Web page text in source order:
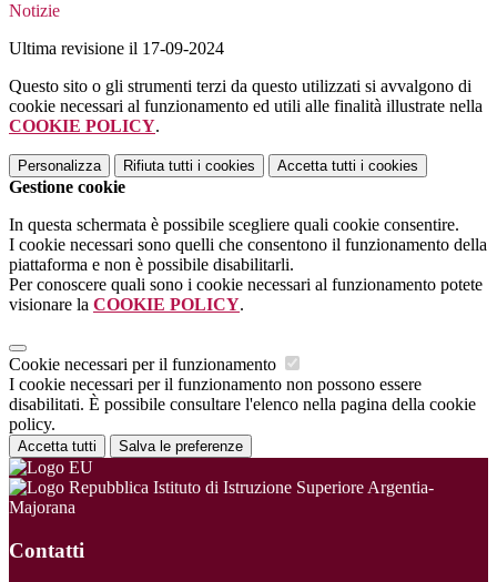
Notizie
Ultima revisione il 17-09-2024
Questo sito o gli strumenti terzi da questo utilizzati si avvalgono di
cookie necessari al funzionamento ed utili alle finalità illustrate nella
COOKIE POLICY.
Personalizza Rifiuta tutti i cookies Accetta tutti i cookies
Gestione cookie
In questa schermata è possibile scegliere quali cookie consentire.
I cookie necessari sono quelli che consentono il funzionamento della
piattaforma e non è possibile disabilitarli.
Per conoscere quali sono i cookie necessari al funzionamento potete
visionare la COOKIE POLICY.
Cookie necessari per il funzionamento
I cookie necessari per il funzionamento non possono essere
disabilitati. È possibile consultare l'elenco nella pagina della cookie
policy.
Accetta tutti Salva le preferenze
Istituto di Istruzione Superiore Argentia-
Majorana
Contatti